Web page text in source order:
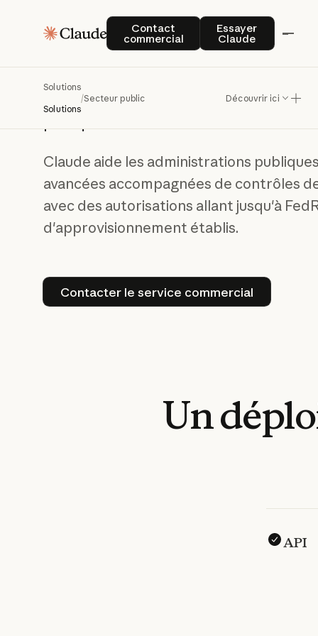
Contact
commercial
Contact commercial
Essayer
Claude
Essayer Claude
Solutions
Solutions
/Secteur public Découvrir ici
Une IA responsable
qui répond aux
administrations
Claude aide les administrations
avancées accompagnées de contrôles
avec des autorisations allant jusqu'à
d'approvisionnement établis.
Contacter le service commercial
Contacter le service
Un
API